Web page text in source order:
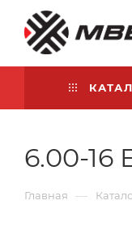
6.00-16
Главная —